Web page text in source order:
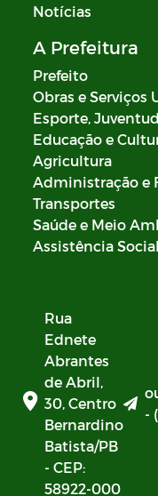
Notícias
A Prefeitura
Prefeito
Obras e Serviços
Esporte,
Educação e
Agricultura
Administração e
Transportes
Saúde e Meio
Assistência
Rua
Ednete
Abrantes
de Abril,
30, Centro
Bernardino
Batista/PB
- CEP:
58922-000
-